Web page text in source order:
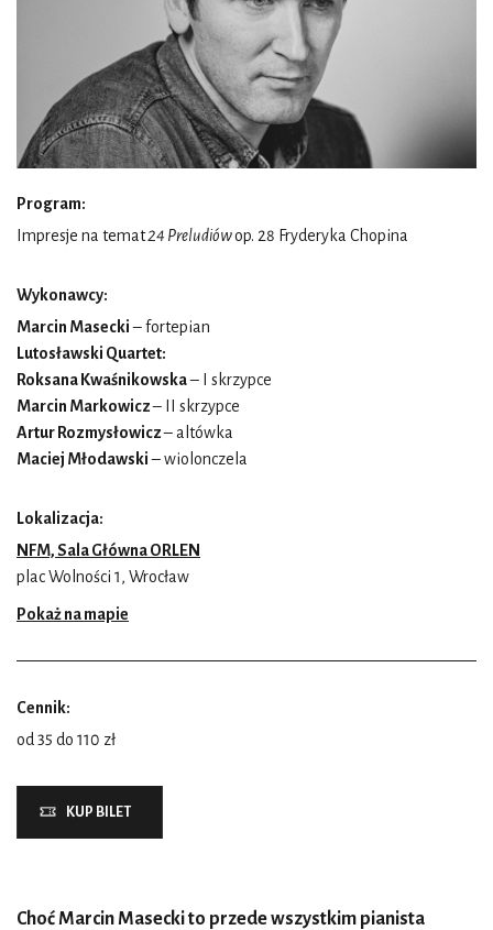
Program:
Impresje na temat24 Preludiówop. 28 Fryderyka Chopina
Wykonawcy:
Marcin Masecki– fortepian
Lutosławski Quartet:
Roksana Kwaśnikowska– I skrzypce
Marcin Markowicz– II skrzypce
Artur Rozmysłowicz– altówka
Maciej Młodawski– wiolonczela
Lokalizacja:
NFM, Sala Główna ORLEN
plac Wolności 1, Wrocław
Pokaż na mapie
Cennik:
od 35 do 110 zł
KUP BILET
Choć Marcin Masecki to przede wszystkim pianista